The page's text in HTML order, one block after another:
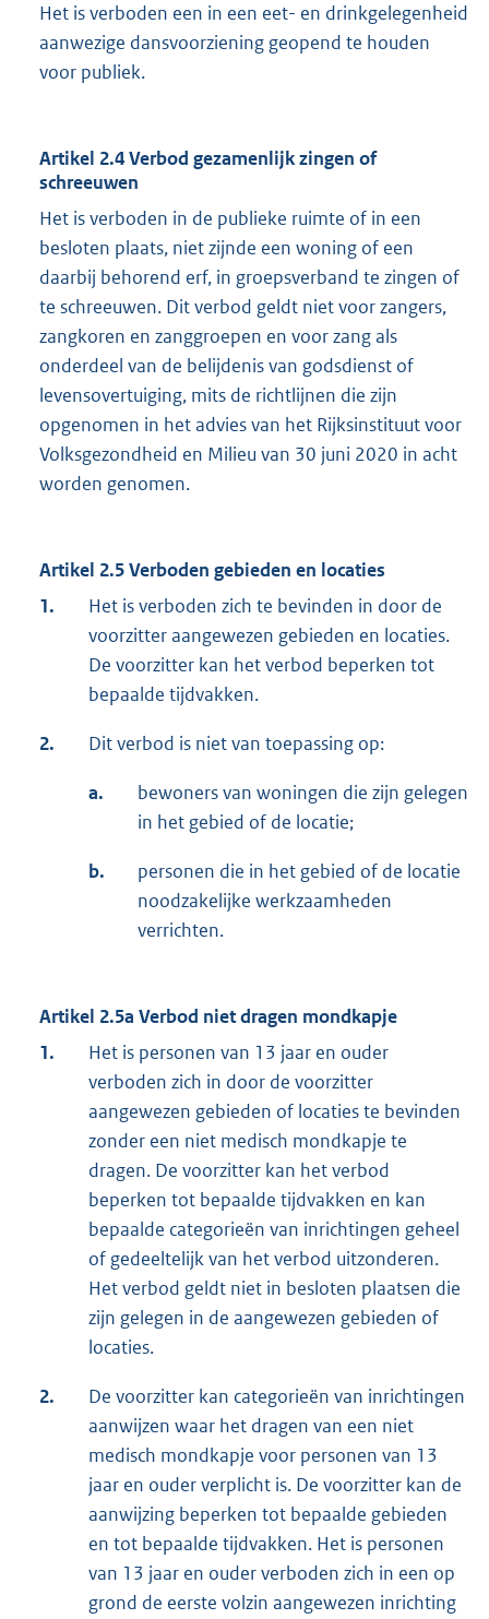
Het is verboden een in een eet- en drinkgelegenheid
aanwezige dansvoorziening geopend te houden
voor publiek.
Artikel 2.4 Verbod gezamenlijk zingen of
schreeuwen
Het is verboden in de publieke ruimte of in een
besloten plaats, niet zijnde een woning of een
daarbij behorend erf, in groepsverband te zingen of
te schreeuwen. Dit verbod geldt niet voor zangers,
zangkoren en zanggroepen en voor zang als
onderdeel van de belijdenis van godsdienst of
levensovertuiging, mits de richtlijnen die zijn
opgenomen in het advies van het Rijksinstituut voor
Volksgezondheid en Milieu van 30 juni 2020 in acht
worden genomen.
Artikel 2.5 Verboden gebieden en locaties
1.
Het is verboden zich te bevinden in door de
voorzitter aangewezen gebieden en locaties.
De voorzitter kan het verbod beperken tot
bepaalde tijdvakken.
2. Dit verbod is niet van toepassing op:
a.
bewoners van woningen die zijn gelegen
in het gebied of de locatie;
b.
personen die in het gebied of de locatie
noodzakelijke werkzaamheden
verrichten.
Artikel 2.5a Verbod niet dragen mondkapje
1.
Het is personen van 13 jaar en ouder
verboden zich in door de voorzitter
aangewezen gebieden of locaties te bevinden
zonder een niet medisch mondkapje te
dragen. De voorzitter kan het verbod
beperken tot bepaalde tijdvakken en kan
bepaalde categorieën van inrichtingen geheel
of gedeeltelijk van het verbod uitzonderen.
Het verbod geldt niet in besloten plaatsen die
zijn gelegen in de aangewezen gebieden of
locaties.
2.
De voorzitter kan categorieën van inrichtingen
aanwijzen waar het dragen van een niet
medisch mondkapje voor personen van 13
jaar en ouder verplicht is. De voorzitter kan de
aanwijzing beperken tot bepaalde gebieden
en tot bepaalde tijdvakken. Het is personen
van 13 jaar en ouder verboden zich in een op
grond de eerste volzin aangewezen inrichting